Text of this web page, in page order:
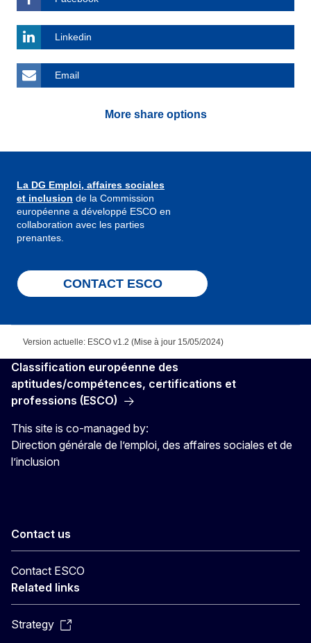
Linkedin
Email
More share options
La DG Emploi, affaires sociales
et inclusion de la Commission
européenne a développé ESCO en
collaboration avec les parties
prenantes.
CONTACT ESCO
Version actuelle: ESCO v1.2 (Mise à jour 15/05/2024)
Classification européenne des
aptitudes/compétences, certifications et
professions (ESCO)
This site is co-managed by:
Direction générale de l’emploi, des affaires sociales et de
l’inclusion
Contact us
Contact ESCO
Related links
Strategy